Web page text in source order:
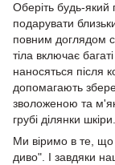
Оберіть будь-який
подарувати
повним доглядом
тіла включає
наносяться після
допомагають
зволоженою та
грубі ділянки шкіри.
Ми віримо в те, що
диво". І завдяки